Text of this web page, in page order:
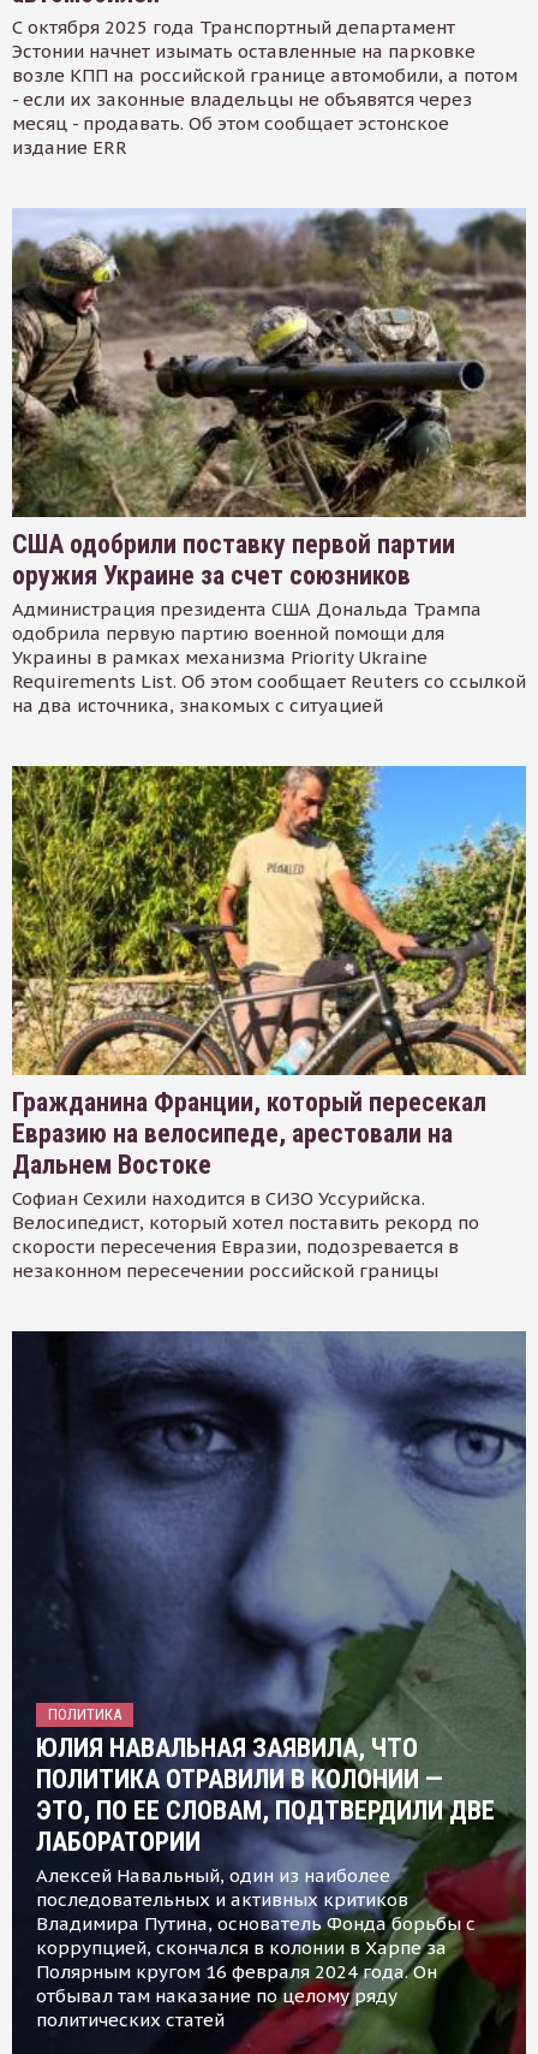
С октября 2025 года Транспортный департамент
Эстонии начнет изымать оставленные на парковке
возле КПП на российской границе автомобили, а потом
- если их законные владельцы не объявятся через
месяц - продавать. Об этом сообщает эстонское
издание ERR
США одобрили поставку первой партии
оружия Украине за счет союзников
Администрация президента США Дональда Трампа
одобрила первую партию военной помощи для
Украины в рамках механизма Priority Ukraine
Requirements List. Об этом сообщает Reuters со ссылкой
на два источника, знакомых с ситуацией
Гражданина Франции, который пересекал
Евразию на велосипеде, арестовали на
Дальнем Востоке
Софиан Сехили находится в СИЗО Уссурийска.
Велосипедист, который хотел поставить рекорд по
скорости пересечения Евразии, подозревается в
незаконном пересечении российской границы
ПОЛИТИКА
ЮЛИЯ НАВАЛЬНАЯ ЗАЯВИЛА, ЧТО
ПОЛИТИКА ОТРАВИЛИ В КОЛОНИИ —
ЭТО, ПО ЕЕ СЛОВАМ, ПОДТВЕРДИЛИ ДВЕ
ЛАБОРАТОРИИ
Алексей Навальный, один из наиболее
последовательных и активных критиков
Владимира Путина, основатель Фонда борьбы с
коррупцией, скончался в колонии в Харпе за
Полярным кругом 16 февраля 2024 года. Он
отбывал там наказание по целому ряду
политических статей